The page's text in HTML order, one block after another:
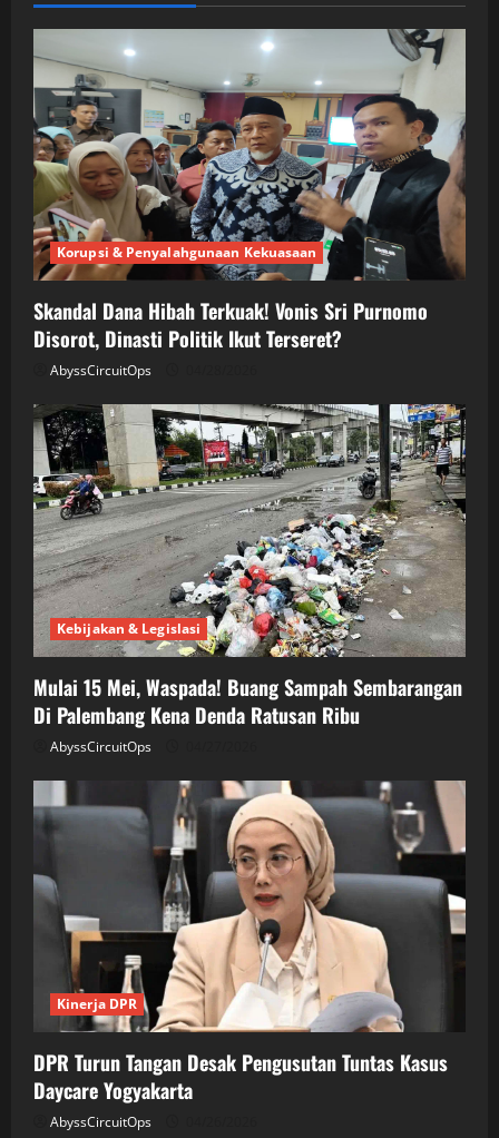
Korupsi & Penyalahgunaan Kekuasaan
Skandal Dana Hibah Terkuak! Vonis Sri Purnomo
Disorot, Dinasti Politik Ikut Terseret?
AbyssCircuitOps
Kebijakan & Legislasi
Mulai 15 Mei, Waspada! Buang Sampah Sembarangan
Di Palembang Kena Denda Ratusan Ribu
AbyssCircuitOps
Kinerja DPR
DPR Turun Tangan Desak Pengusutan Tuntas Kasus
Daycare Yogyakarta
AbyssCircuitOps